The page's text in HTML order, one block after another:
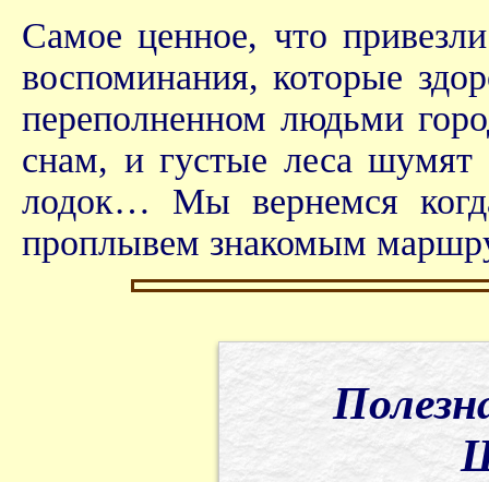
Самое ценное, что
воспоминания, которые
переполненном людьми
снам, и густые леса шумят
лодок… Мы вернемся
проплывем знакомым